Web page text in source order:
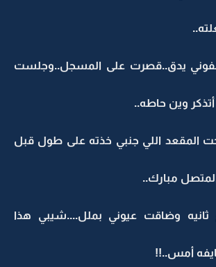
يدق..قصرت على المسجل..وجلست
أتذكر وين حاطه..
المقعد اللي جنبي خذته على طول قبل
مبارك..
ثانيه وضاقت عيوني بملل....شيبي هذا
أمس..!!